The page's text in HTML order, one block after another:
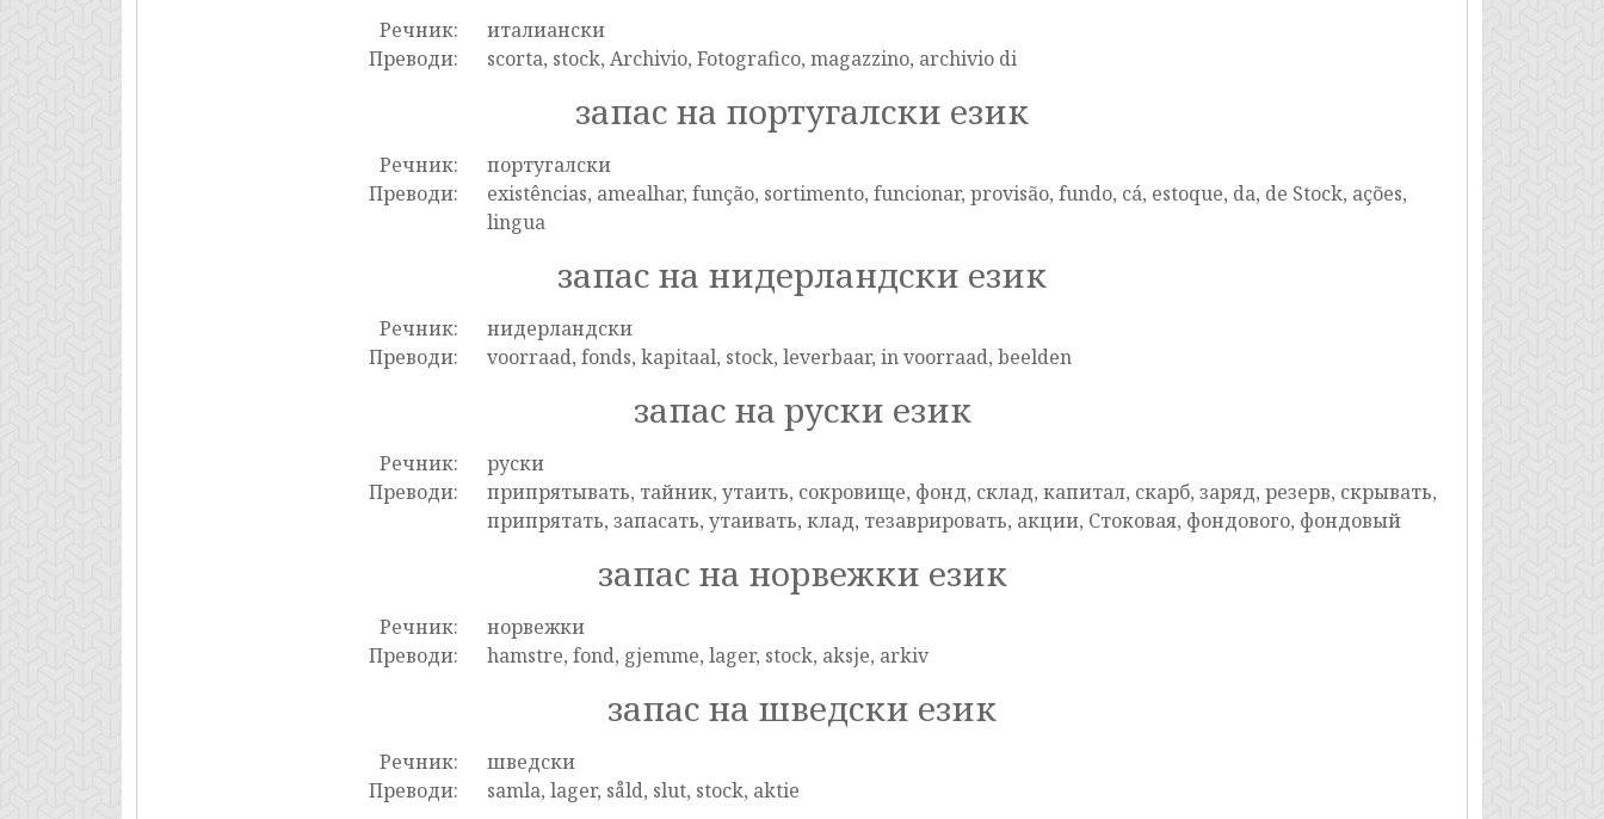
Речник:
италиански
Преводи:
scorta, stock, Archivio, Fotografico, magazzino, archivio di
запас на португалски език
Речник:
португалски
Преводи:
existências, amealhar, função, sortimento, funcionar, provisão, fundo, cá, estoque, da, de Stock, ações,
lingua
запас на нидерландски език
Речник:
нидерландски
Преводи:
voorraad, fonds, kapitaal, stock, leverbaar, in voorraad, beelden
запас на руски език
Речник:
руски
Преводи:
припрятывать, тайник, утаить, сокровище, фонд, склад, капитал, скарб, заряд, резерв, скрывать,
припрятать, запасать, утаивать, клад, тезаврировать, акции, Стоковая, фондового, фондовый
запас на норвежки език
Речник:
норвежки
Преводи:
hamstre, fond, gjemme, lager, stock, aksje, arkiv
запас на шведски език
Речник:
шведски
Преводи:
samla, lager, såld, slut, stock, aktie